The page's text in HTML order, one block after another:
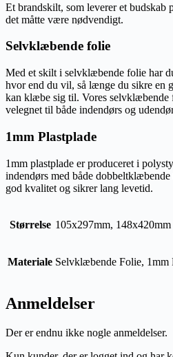
Et brandskilt, som leverer et
det måtte være nødvendigt.
Selvklæbende folie
Med et skilt i selvklæbende folie har
hvor end du vil, så længe du sikre en
kan klæbe sig til. Vores selvklæbende
velegnet til både indendørs og
1mm Plastplade
1mm plastplade er produceret i
indendørs med både
god kvalitet og sikrer lang levetid.
Størrelse 105x297mm, 148x420mm
Materiale Selvklæbende Folie, 1mm
Anmeldelser
Der er endnu ikke nogle anmeldelser.